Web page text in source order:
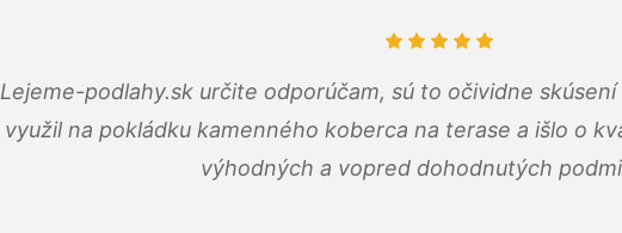
Lejeme-podlahy.sk určite odporúčam, sú to očividne
využil na pokládku kamenného koberca na terase a išlo o
výhodných a vopred dohodnutých